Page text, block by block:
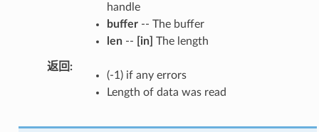
handle
buffer-- The buffer
len-- [in] The length
返回
(-1) if any errors
Length of data was read